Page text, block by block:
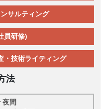
サルティング
員研修)
・技術ライティング
法
夜間